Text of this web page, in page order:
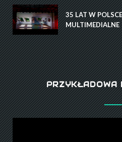
35 LAT W
MULTIMEDIALNE